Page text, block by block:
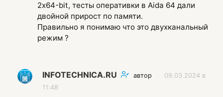
2х64-bit, тесты оперативки в Aida 64 дали
двойной прирост по памяти.
Правильно я понимаю что это двухканальный
режим ?
INFOTECHNICA.RU автор
09.03.2024 в
11:48